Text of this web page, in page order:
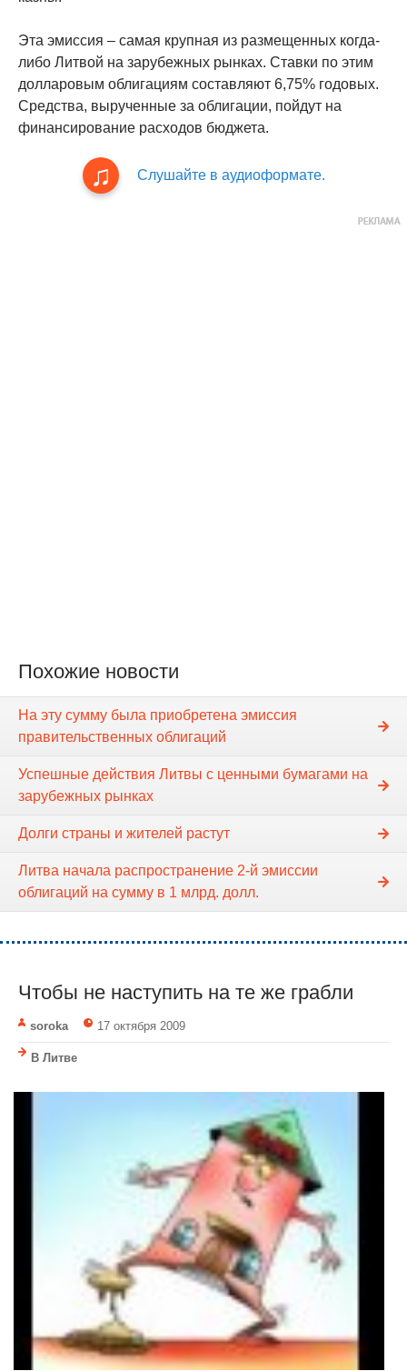
Эта эмиссия – самая крупная из размещенных когда-
либо Литвой на зарубежных рынках. Ставки по этим
долларовым облигациям составляют 6,75% годовых.
Средства, вырученные за облигации, пойдут на
финансирование расходов бюджета.
Слушайте в аудиоформате.
Похожие новости
На эту сумму была приобретена эмиссия
правительственных облигаций
Успешные действия Литвы с ценными бумагами на
зарубежных рынках
Долги страны и жителей растут
Литва начала распространение 2-й эмиссии
облигаций на сумму в 1 млрд. долл.
Чтобы не наступить на те же грабли
soroka 17 октября 2009
В Литве